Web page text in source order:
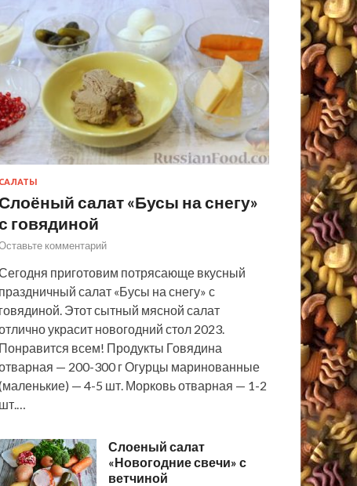
САЛАТЫ
салат «Бусы на снегу»
говядиной
комментарий
приготовим потрясающе вкусный
праздничный салат «Бусы на снегу» с
говядиной. Этот сытный мясной салат
украсит новогодний стол 2023.
Понравится всем! Продукты Говядина
— 200-300 г Огурцы маринованные
— 4-5 шт. Морковь отварная — 1-2
шт.…
Слоеный салат
«Новогодние свечи» с
ветчиной